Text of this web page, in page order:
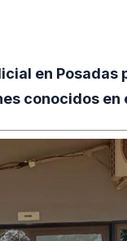
en
conocidos